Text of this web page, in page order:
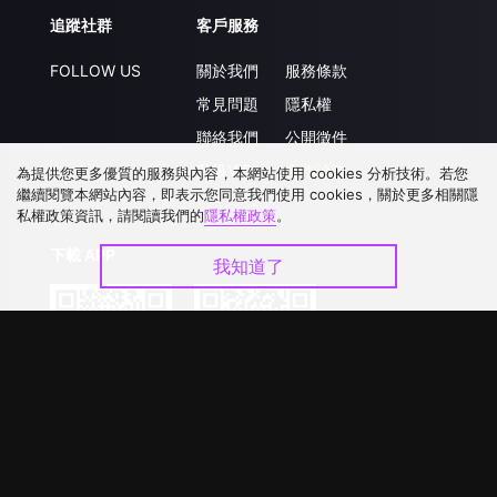
追蹤社群
FOLLOW US
客戶服務
關於我們
常見問題
聯絡我們
升級VIP
服務條款
隱私權
公開徵件
合作洽談
為提供您更多優質的服務與內容，本網站使用 cookies 分析技術。若您
繼續閱覽本網站內容，即表示您同意我們使用 cookies，關於更多相關隱
私權政策資訊，請閱讀我們的隱私權政策。
我知道了